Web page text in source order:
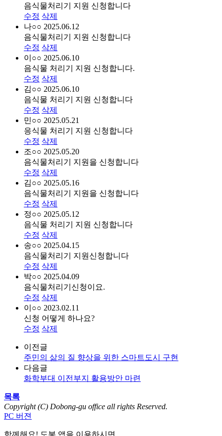
음식물처리기 지원 신청합니다
수정 삭제
나○○ 2025.06.12
음식물처리기 지원 신청합니다
수정 삭제
이○○ 2025.06.10
음식물 처리기 지원 신청합니다.
수정 삭제
김○○ 2025.06.10
음식물 처리기 지원 신청합니다
수정 삭제
민○○ 2025.05.21
응식물 처리기 지원 신청합니다
수정 삭제
조○○ 2025.05.20
음식물처리기 지원을 신청합니다
수정 삭제
김○○ 2025.05.16
음식물처리기 지원을 신청합니다
수정 삭제
정○○ 2025.05.12
음식물 처리기 지원 신청합니다
수정 삭제
송○○ 2025.04.15
음식물처리기 지원신청합니다
수정 삭제
박○○ 2025.04.09
음식물처리기신청이요.
수정 삭제
이○○ 2023.02.11
신청 어떻게 하나요?
수정 삭제
이전글
주민의 삶의 질 향상을 위한 스마트도시 구현
다음글
화학부대 이전부지 활용방안 마련
목록
Copyright (C) Dobong-gu office all rights Reserved.
PC 버젼
함께해요! 도봉 앱을 이용하시면